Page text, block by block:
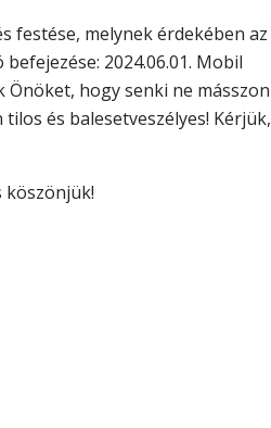
festése, melynek érdekében az
2024.06.01. Mobil
hogy senki ne másszon
és balesetveszélyes! Kérjük,
köszönjük!